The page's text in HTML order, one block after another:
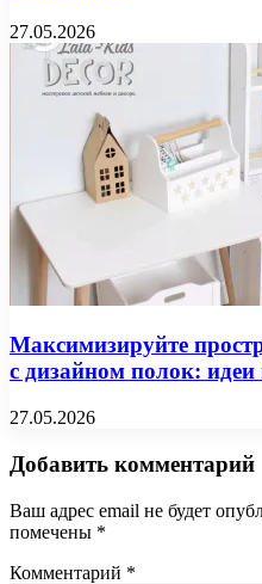
27.05.2026
Максимизируйте
с дизайном полок: идеи
27.05.2026
Добавить комментарий
Ваш адрес email не будет
помечены *
Комментарий *